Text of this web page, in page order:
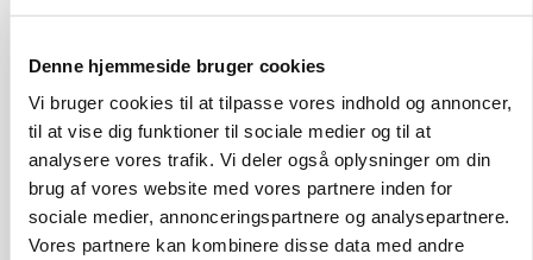
Denne hjemmeside bruger cookies
Vi bruger cookies til at tilpasse vores indhold og annoncer,
til at vise dig funktioner til sociale medier og til at
analysere vores trafik. Vi deler også oplysninger om din
brug af vores website med vores partnere inden for
sociale medier, annonceringspartnere og analysepartnere.
Vores partnere kan kombinere disse data med andre
BUSINESS
Lave grisepriser og nye regler øger landbobanks
forsigtighed
Annonce